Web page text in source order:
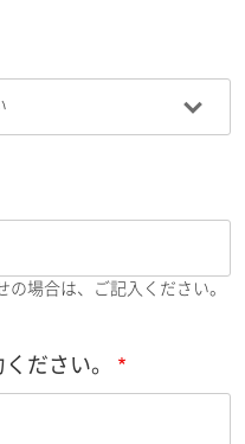
場合は、ご記入ください。
ださい。